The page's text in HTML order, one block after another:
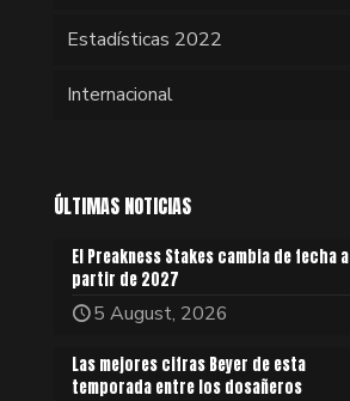
Estadísticas 2022
Internacional
ÚLTIMAS NOTICIAS
El Preakness Stakes cambia de fecha a
partir de 2027
5 August, 2026
Las mejores cifras Beyer de esta
temporada entre los dosañeros